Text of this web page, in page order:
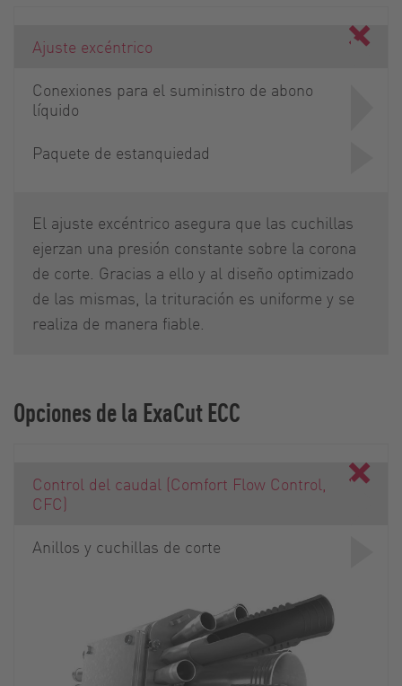
Ajuste excéntrico
Conexiones para el suministro de abono
líquido
Paquete de estanquiedad
El ajuste excéntrico asegura que las cuchillas
ejerzan una presión constante sobre la corona
de corte. Gracias a ello y al diseño optimizado
de las mismas, la trituración es uniforme y se
realiza de manera fiable.
Opciones de la ExaCut ECC
Control del caudal (Comfort Flow Control,
CFC)
Anillos y cuchillas de corte